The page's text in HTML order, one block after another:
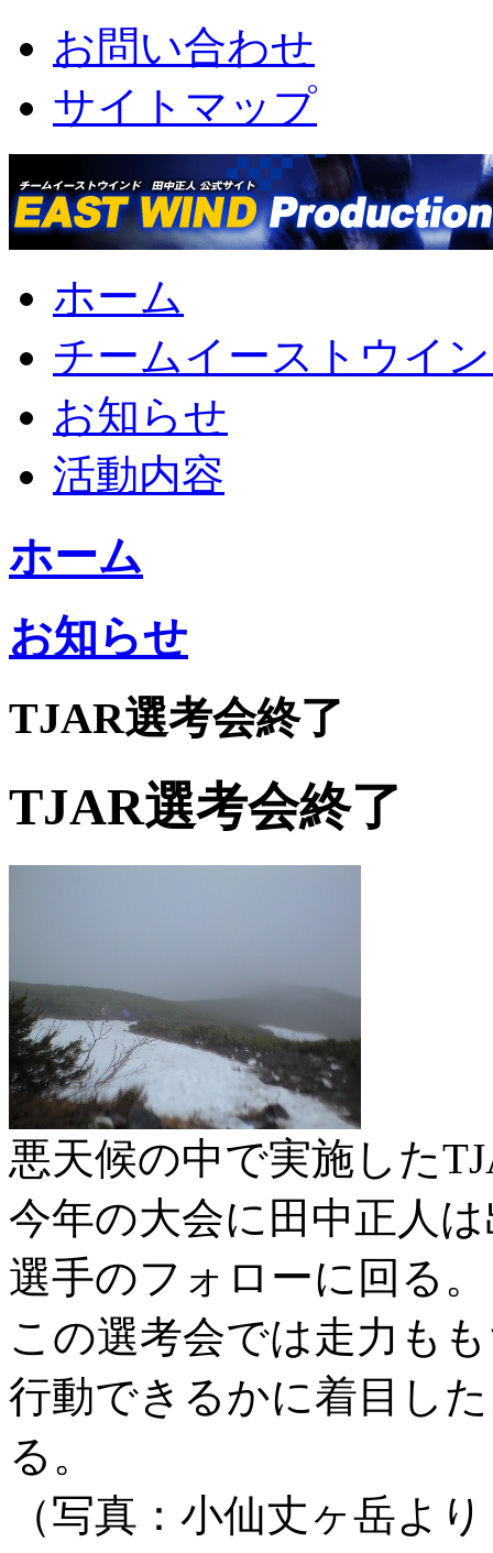
お問い合わせ
サイトマップ
ホーム
チームイーストウイ
お知らせ
活動内容
ホーム
お知らせ
TJAR選考会終了
TJAR選考会終了
悪天候の中で実施した
今年の大会に田中正人
選手のフォローに回る。
この選考会では走力も
行動できるかに着目し
る。
（写真：小仙丈ヶ岳よ